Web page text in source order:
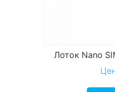
Лоток Nano